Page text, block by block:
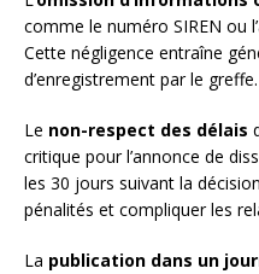
comme le numéro SIREN ou
Cette négligence entraîne
d’enregistrement par le greffe.
Le non-respect des délais
critique pour l’annonce de
les 30 jours suivant la
pénalités et compliquer les
La publication dans un